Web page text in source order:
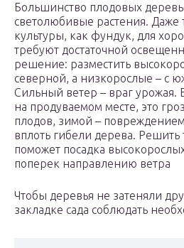
Большинство плодовых
светолюбивые растения.
культуры, как фундук, для
требуют достаточной
решение: разместить
северной, а низкорослые – с
Сильный ветер – враг урожая.
на продуваемом месте, это
плодов, зимой –
вплоть гибели дерева.
поможет посадка
поперек направлению ветра
Чтобы деревья не затеняли
закладке сада соблюдать